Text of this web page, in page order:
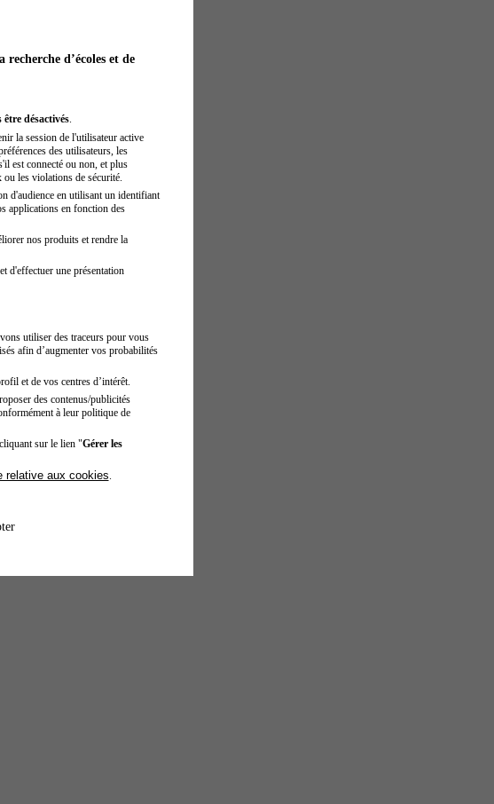
d’écoles et de
désactivés.
la session de l'utilisateur active
des utilisateurs, les
est connecté ou non, et plus
les violations de sécurité.
d'audience en utilisant un identifiant
applications en fonction des
nos produits et rendre la
d'effectuer une présentation
utiliser des traceurs pour vous
afin d’augmenter vos probabilités
et de vos centres d’intérêt.
des contenus/publicités
à leur politique de
sur le lien "Gérer les
relative aux cookies